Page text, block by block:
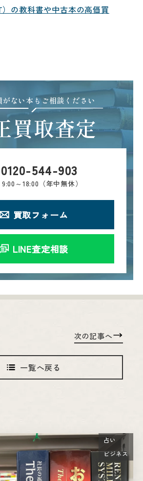
）の教科書や中古本の高価買
がない本もご相談ください
買取査定
0120-544-903
9:00～18:00（年中無休）
買取フォーム
LINE査定相談
一覧へ戻る
次の記事へ
占い
ビジネス